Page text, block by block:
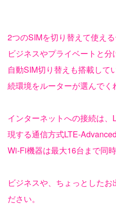
2つのSIMを切り替えて使える
ビジネスやプライベートと分
自動SIM切り替えも搭載して
続環境をルーターが選んでく
インターネットへの接続は
現する通信方式LTE-Advanced
Wi-Fi機器は最大16台まで同時
ビジネスや、ちょっとした
ださい。